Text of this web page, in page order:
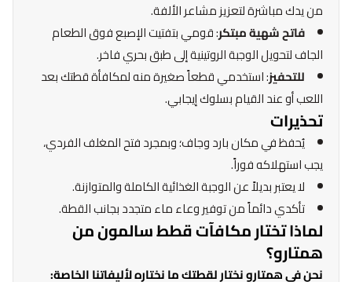
من يدك مباشرة لتعزيز مشاعر الألفة.
فاتح شهية مبتكر: قومي بتفتيت الإصبع فوق الطعام
الجاف لتحويل الوجبة الروتينية إلى طبق بحري فاخر.
للتحفيز: استخدمي قطعاً صغيرة منه لمكافأة قطتك بعد
اللعب أو عند القيام بسلوك إيجابي.
تحذيرات
يُحفظ في مكان بارد وجاف؛ وبمجرد فتح المغلف الفردي،
يجب استهلاكه فوراً.
لا يعتبر بديلاً عن الوجبة الغذائية الكاملة والمتوازنة.
تأكدي دائماً من توفير وعاء ماء متجدد بجانب القطة.
لماذا تختار مكافآت قطط سالمون من
همتارو؟
نحن في همتارو نختار لقطتك ما نختاره لأليفاتنا الخاصة: